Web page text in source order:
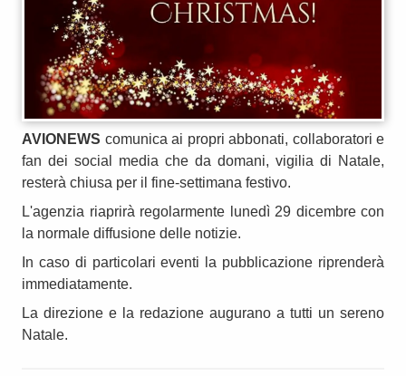
AVIONEWS comunica ai propri abbonati, collaboratori e
fan dei social media che da domani, vigilia di Natale,
resterà chiusa per il fine-settimana festivo.
L'agenzia riaprirà regolarmente lunedì 29 dicembre con
la normale diffusione delle notizie.
In caso di particolari eventi la pubblicazione riprenderà
immediatamente.
La direzione e la redazione augurano a tutti un sereno
Natale.